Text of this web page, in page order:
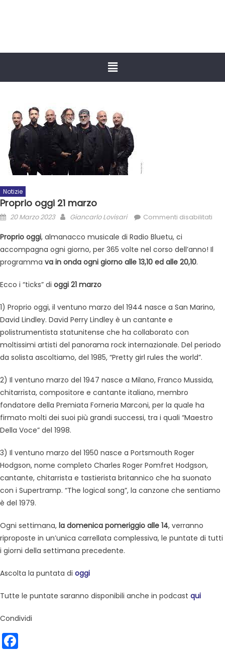
Notizie
Proprio oggi 21 marzo
20 Marzo 2023 Giancarlo Lovisari Commenti disabilitati
Proprio oggi, almanacco musicale di Radio Bluetu, ci
accompagna ogni giorno, per 365 volte nel corso dell’anno! Il
programma va in onda ogni giorno alle 13,10 ed alle 20,10.
Ecco i “ticks” di oggi 21 marzo
1) Proprio oggi, il ventuno marzo del 1944 nasce a San Marino,
David Lindley. David Perry Lindley è un cantante e
polistrumentista statunitense che ha collaborato con
moltissimi artisti del panorama rock internazionale. Del periodo
da solista ascoltiamo, del 1985, “Pretty girl rules the world”.
2) Il ventuno marzo del 1947 nasce a Milano, Franco Mussida,
chitarrista, compositore e cantante italiano, membro
fondatore della Premiata Forneria Marconi, per la quale ha
firmato molti dei suoi più grandi successi, tra i quali “Maestro
Della Voce” del 1998.
3) Il ventuno marzo del 1950 nasce a Portsmouth Roger
Hodgson, nome completo Charles Roger Pomfret Hodgson,
cantante, chitarrista e tastierista britannico che ha suonato
con i Supertramp. “The logical song”, la canzone che sentiamo
è del 1979.
Ogni settimana, la domenica pomeriggio alle 14, verranno
riproposte in un’unica carrellata complessiva, le puntate di tutti
i giorni della settimana precedente.
Ascolta la puntata di oggi
Tutte le puntate saranno disponibili anche in podcast qui
Condividi